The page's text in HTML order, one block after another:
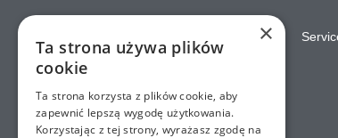
Home×
Ta strona używa plików
cookie
Ta strona korzysta z plików cookie, aby
zapewnić lepszą wygodę użytkowania.
Korzystając z tej strony, wyrażasz zgodę na